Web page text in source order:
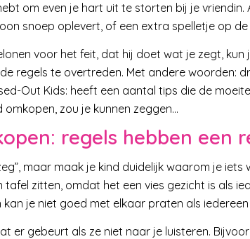
om even je hart uit te storten bij je vriendin.
snoep oplevert, of een extra spelletje op
voor het feit, dat hij doet wat je zegt,
regels te overtreden. Met andere woorden:
Out Kids: heeft een aantal tips die de
zou je kunnen zeggen…
regels hebben een
maar maak je kind duidelijk waarom je iets
zitten, omdat het een vies gezicht is als
je niet goed met elkaar praten als
er gebeurt als ze niet naar je luisteren.